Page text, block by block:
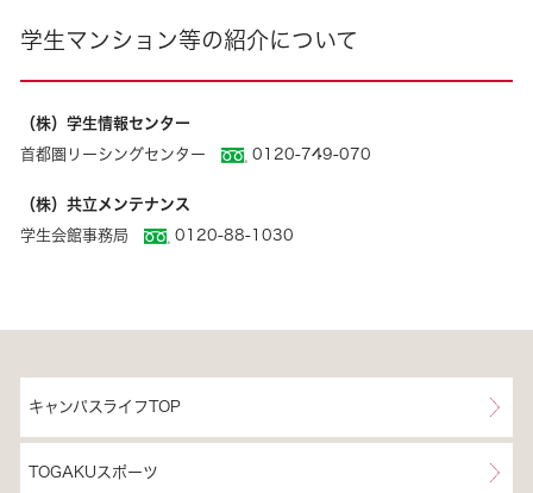
学生マンション等の紹介について
（株）学生情報センター
首都圏リーシングセンター
0120-749-070
（株）共立メンテナンス
学生会館事務局
0120-88-1030
キャンパスライフTOP
TOGAKUスポーツ